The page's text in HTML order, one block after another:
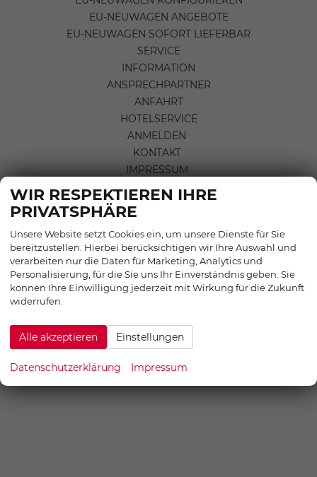
EU-NEUWAGEN ANGEBOTE
EU-NEUWAGEN SOFORT LIEFERBAR
SERVICE
INFORMATION
ANSPRECHPARTNER
ANFAHRT
HOTELSERVICE
ANMELDEN
KONTAKT
IMPRESSUM
INFORMATIONEN ZUR
BARRIEREFREIHEIT
AGB & WIDERRUFSBELEHRUNG
COOKIE-EINSTELLUNGEN
WIR RESPEKTIEREN IHRE
PRIVATSPHÄRE
Unsere Website setzt Cookies ein, um unsere Dienste für Sie
bereitzustellen. Hierbei berücksichtigen wir Ihre Auswahl und
verarbeiten nur die Daten für Marketing, Analytics und
Personalisierung, für die Sie uns Ihr Einverständnis geben. Sie
können Ihre Einwilligung jederzeit mit Wirkung für die Zukunft
widerrufen.
Alle akzeptieren Einstellungen
Datenschutzerklärung Impressum